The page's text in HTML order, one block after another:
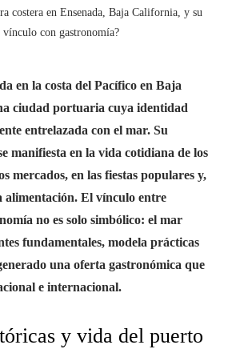
costera en Ensenada, Baja California, y su
vínculo con gastronomía?
en la costa del Pacífico en Baja
ciudad portuaria cuya identidad
entrelazada con el mar. Su
manifiesta en la vida cotidiana de los
mercados, en las fiestas populares y,
alimentación. El vínculo entre
no es solo simbólico: el mar
fundamentales, modela prácticas
una oferta gastronómica que
e internacional.
y vida del puerto